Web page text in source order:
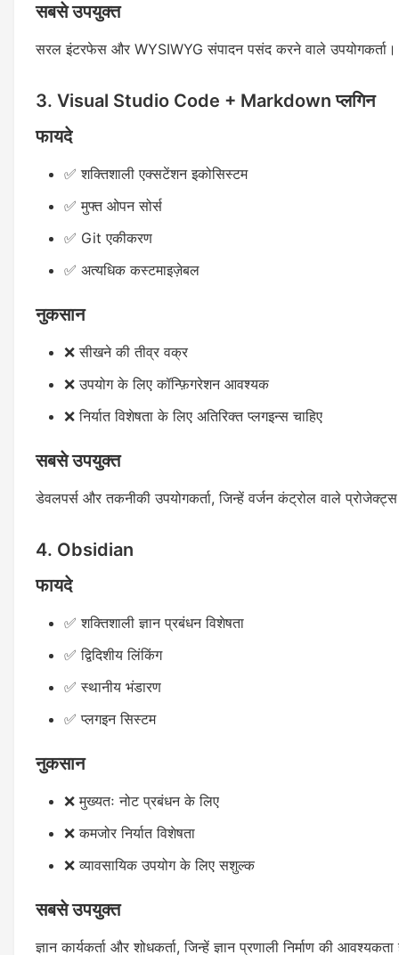
सबसे उपयुक्त
सरल इंटरफेस और WYSIWYG संपादन पसंद करने वाले उपयोगकर्ता।
3. Visual Studio Code + Markdown प्लगिन
फायदे
✅ शक्तिशाली एक्सटेंशन इकोसिस्टम
✅ मुफ्त ओपन सोर्स
✅ Git एकीकरण
✅ अत्यधिक कस्टमाइज़ेबल
नुकसान
❌ सीखने की तीव्र वक्र
❌ उपयोग के लिए कॉन्फ़िगरेशन आवश्यक
❌ निर्यात विशेषता के लिए अतिरिक्त प्लगइन्स चाहिए
सबसे उपयुक्त
डेवलपर्स और तकनीकी उपयोगकर्ता, जिन्हें वर्जन कंट्रोल वाले
4. Obsidian
फायदे
✅ शक्तिशाली ज्ञान प्रबंधन विशेषता
✅ द्विदिशीय लिंकिंग
✅ स्थानीय भंडारण
✅ प्लगइन सिस्टम
नुकसान
❌ मुख्यतः नोट प्रबंधन के लिए
❌ कमजोर निर्यात विशेषता
❌ व्यावसायिक उपयोग के लिए सशुल्क
सबसे उपयुक्त
ज्ञान कार्यकर्ता और शोधकर्ता, जिन्हें ज्ञान प्रणाली निर्माण की